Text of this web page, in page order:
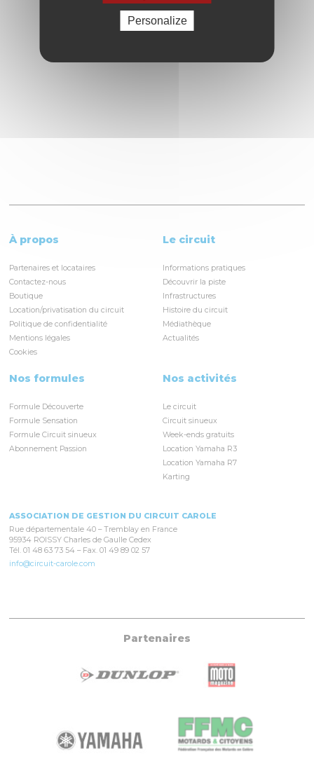
À propos
Partenaires et locataires
Contactez-nous
Boutique
Location/privatisation du circuit
Politique de confidentialité
Mentions légales
Cookies
Le circuit
Informations pratiques
Découvrir la piste
Infrastructures
Histoire du circuit
Médiathèque
Actualités
Nos formules
Formule Découverte
Formule Sensation
Formule Circuit sinueux
Abonnement Passion
Nos activités
Le circuit
Circuit sinueux
Week-ends gratuits
Location Yamaha R3
Location Yamaha R7
Karting
ASSOCIATION DE GESTION DU CIRCUIT CAROLE
Rue départementale 40 – Tremblay en France
95934 ROISSY Charles de Gaulle Cedex
Tél. 01 48 63 73 54 – Fax. 01 49 89 02 57
info@circuit-carole.com
Partenaires
Personalize